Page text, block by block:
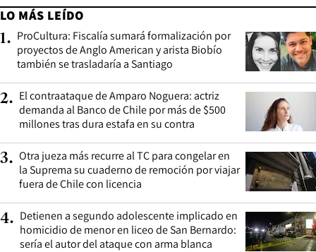
LO MÁS LEÍDO
1. ProCultura: Fiscalía sumará formalización por
proyectos de Anglo American y arista Biobío
también se trasladaría a Santiago
2. El contraataque de Amparo Noguera: actriz
demanda al Banco de Chile por más de $500
millones tras dura estafa en su contra
3. Otra jueza más recurre al TC para congelar en
la Suprema su cuaderno de remoción por viajar
fuera de Chile con licencia
4. Detienen a segundo adolescente implicado en
homicidio de menor en liceo de San Bernardo:
sería el autor del ataque con arma blanca